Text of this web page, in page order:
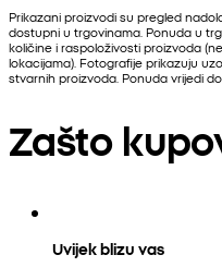
Prikazani proizvodi su pregled
dostupni u trgovinama. Ponuda u
količine i raspoloživosti proizvoda
lokacijama). Fotografije prikazuju
stvarnih proizvoda. Ponuda vrijedi
Zašto
Uvijek blizu vas